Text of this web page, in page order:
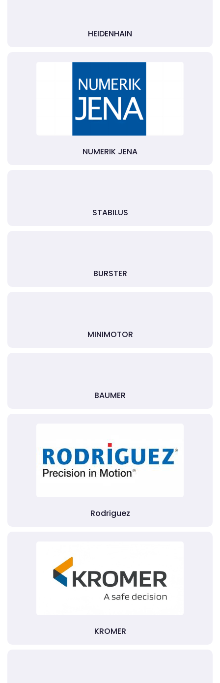
HEIDENHAIN
NUMERIK JENA
STABILUS
BURSTER
MINIMOTOR
BAUMER
Rodriguez
KROMER